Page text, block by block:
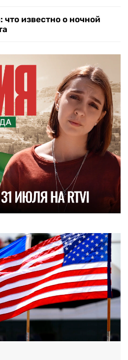
известно о ночной